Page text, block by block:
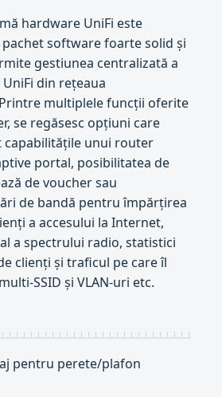
hardware UniFi este
software foarte solid și
gestiunea centralizată a
din rețeaua
multiplele funcții oferite
se regăsesc opțiuni care
capabilitățile unui router
portal, posibilitatea de
de voucher sau
de bandă pentru împărțirea
a accesului la Internet,
a spectrului radio, statistici
clienți și traficul pe care îl
SSID și VLAN-uri etc.
pentru perete/plafon